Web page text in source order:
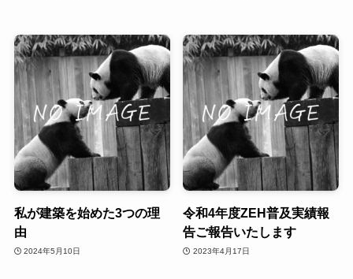
私が建築を始めた3つの理
由
2024年5月10日
令和4年度ZEH普及実績報
告ご報告いたします
2023年4月17日